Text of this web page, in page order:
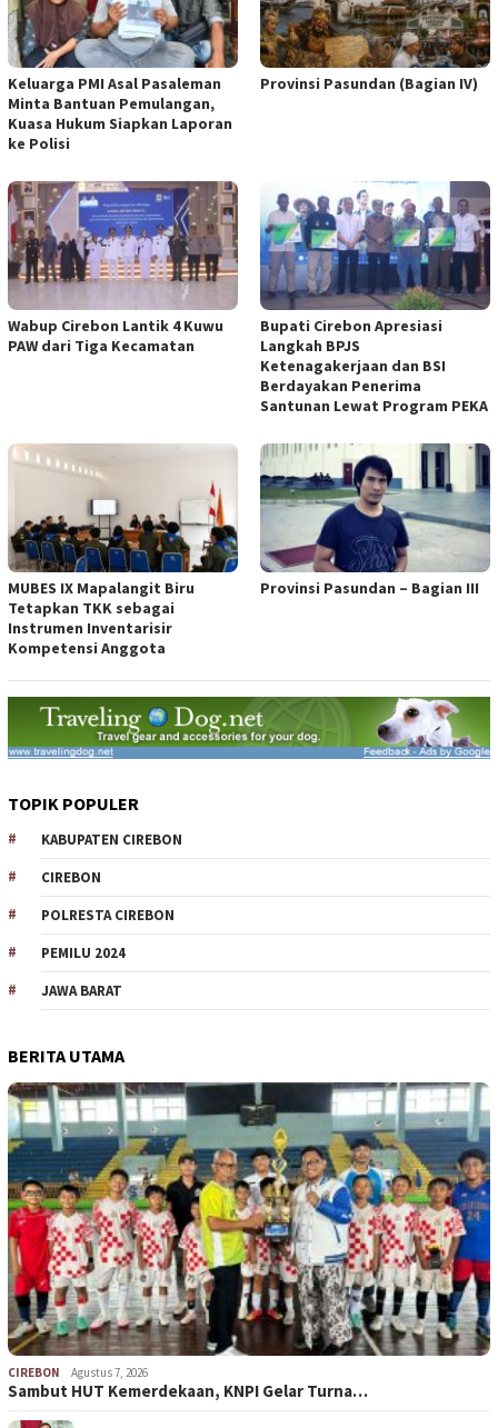
Keluarga PMI Asal Pasaleman
Minta Bantuan Pemulangan,
Kuasa Hukum Siapkan Laporan
ke Polisi
Provinsi Pasundan (Bagian IV)
Wabup Cirebon Lantik 4 Kuwu
PAW dari Tiga Kecamatan
Bupati Cirebon Apresiasi
Langkah BPJS
Ketenagakerjaan dan BSI
Berdayakan Penerima
Santunan Lewat Program PEKA
MUBES IX Mapalangit Biru
Tetapkan TKK sebagai
Instrumen Inventarisir
Kompetensi Anggota
Provinsi Pasundan – Bagian III
TOPIK POPULER
KABUPATEN CIREBON
CIREBON
POLRESTA CIREBON
PEMILU 2024
JAWA BARAT
BERITA UTAMA
CIREBON Agustus 7, 2026
Sambut HUT Kemerdekaan, KNPI Gelar Turna…